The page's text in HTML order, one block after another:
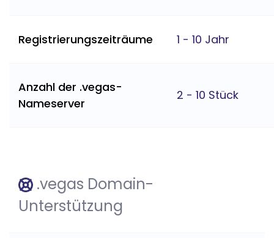
Registrierungszeiträume 1 - 10 Jahr
Anzahl der .vegas-
Nameserver
2 - 10 Stück
.vegas Domain-
Unterstützung